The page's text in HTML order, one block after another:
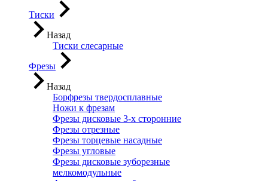
Тиски
Назад
Тиски слесарные
Фрезы
Назад
Борфрезы твердосплавные
Ножи к фрезам
Фрезы дисковые 3-х сторонние
Фрезы отрезные
Фрезы торцевые насадные
Фрезы угловые
Фрезы дисковые зуборезные
мелкомодульные